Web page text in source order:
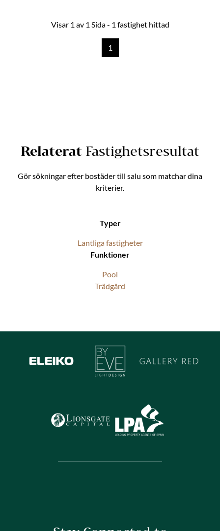
Visar 1 av 1 Sida - 1 fastighet hittad
1
Relaterat Fastighetsresultat
Gör sökningar efter bostäder till salu som matchar dina
kriterier.
Typer
Lantliga fastigheter
Funktioner
Pool
Trädgård